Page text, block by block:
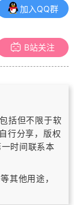
加入QQ群
B站关注
括但不限于软
行分享，版权
时间联系本
其他用途，